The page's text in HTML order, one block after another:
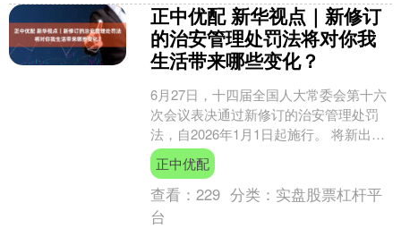
正中优配 新华视点｜新修订
的治安管理处罚法将对你我
生活带来哪些变化？
6月27日，十四届全国人大常委会第十六
次会议表决通过新修订的治安管理处罚
法，自2026年1月1日起施行。 将新出现
的影响社会治安行为纳入管理范围，进
一步优化治安....
正中优配
查看：229 分类： 实盘股票杠杆平
台